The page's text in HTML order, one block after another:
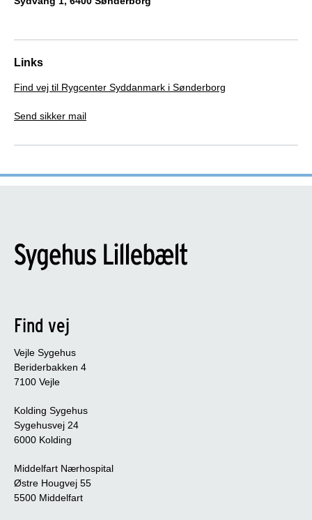
Links
Find vej til Rygcenter Syddanmark i Sønderborg
Send sikker mail
Find vej
Vejle Sygehus
Beriderbakken 4
7100 Vejle
Kolding Sygehus
Sygehusvej 24
6000 Kolding
Middelfart Nærhospital
Østre Hougvej 55
5500 Middelfart